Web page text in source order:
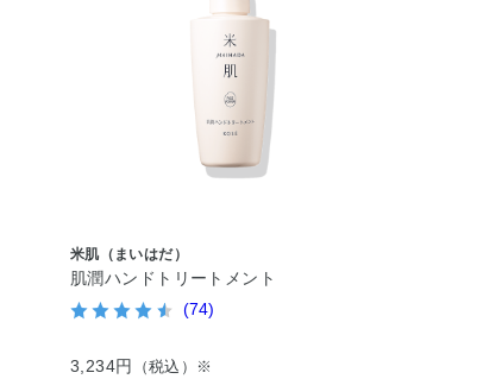
米肌（まいはだ）
肌潤ハンドトリートメント
(74)
3,234円 （税込）※